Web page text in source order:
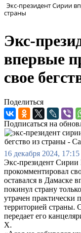
Экс-президент Сирии
страны
Экс-
впервые
свое
Поделиться
Подписаться на
16 декабря 2024, 17:15
Экс-президент
прокомментировал
оставался в Дамаске
покинул страну
утрачен практически
территорией страны.
передает его
Х.